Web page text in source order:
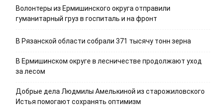
Волонтеры из Ермишинского округа отправили
гуманитарный груз в госпиталь и на фронт
В Рязанской области собрали 371 тысячу тонн зерна
В Ермишинском округе в лесничестве продолжают уход
за лесом
Добрые дела Людмилы Амелькиной из старожиловского
Истья помогают сохранять оптимизм